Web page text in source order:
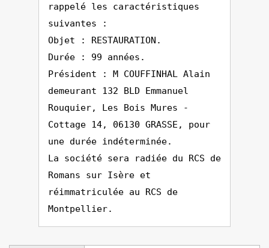
rappelé les caractéristiques
suivantes :
Objet : RESTAURATION.
Durée : 99 années.
Président : M COUFFINHAL Alain
demeurant 132 BLD Emmanuel
Rouquier, Les Bois Mures -
Cottage 14, 06130 GRASSE, pour
une durée indéterminée.
La société sera radiée du RCS de
Romans sur Isère et
réimmatriculée au RCS de
Montpellier.